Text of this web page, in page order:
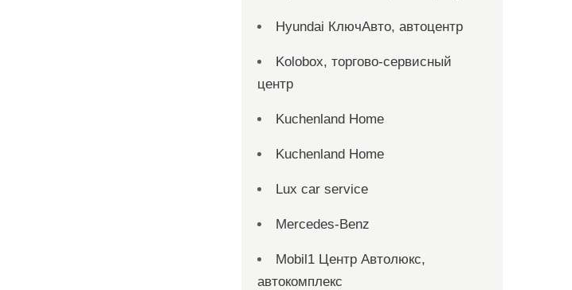
Hyundai КлючАвто, автоцентр
Kolobox, торгово-сервисный
центр
Kuchenland Home
Kuchenland Home
Lux car service
Mercedes-Benz
Mobil1 Центр Автолюкс,
автокомплекс